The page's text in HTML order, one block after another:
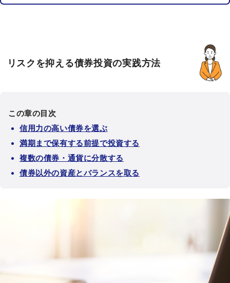
リスクを抑える債券投資の実践方法
この章の目次
信用力の高い債券を選ぶ
満期まで保有する前提で投資する
複数の債券・通貨に分散する
債券以外の資産とバランスを取る